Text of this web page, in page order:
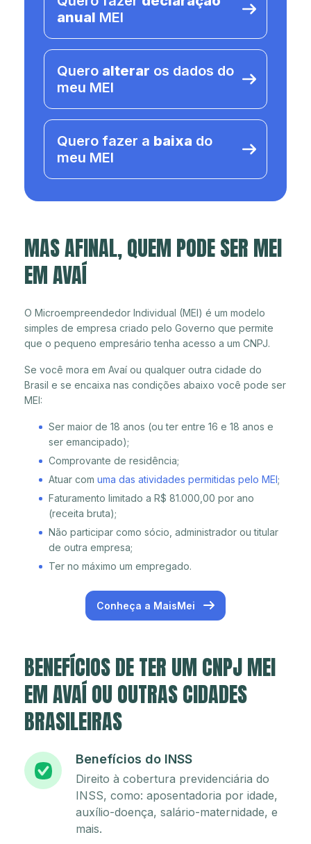
anual MEI
Quero alterar os dados do
meu MEI
Quero fazer a baixa do
meu MEI
MAS AFINAL, QUEM PODE SER MEI
EM AVAÍ
O Microempreendedor Individual (MEI) é um modelo
simples de empresa criado pelo Governo que permite
que o pequeno empresário tenha acesso a um CNPJ.
Se você mora em Avaí ou qualquer outra cidade do
Brasil e se encaixa nas condições abaixo você pode ser
MEI:
Ser maior de 18 anos (ou ter entre 16 e 18 anos e
ser emancipado);
Comprovante de residência;
Atuar com uma das atividades permitidas pelo MEI;
Faturamento limitado a R$ 81.000,00 por ano
(receita bruta);
Não participar como sócio, administrador ou titular
de outra empresa;
Ter no máximo um empregado.
Conheça a MaisMei
BENEFÍCIOS DE TER UM CNPJ MEI
EM AVAÍ OU OUTRAS CIDADES
BRASILEIRAS
Benefícios do INSS
Direito à cobertura previdenciária do
INSS, como: aposentadoria por idade,
auxílio-doença, salário-maternidade, e
mais.